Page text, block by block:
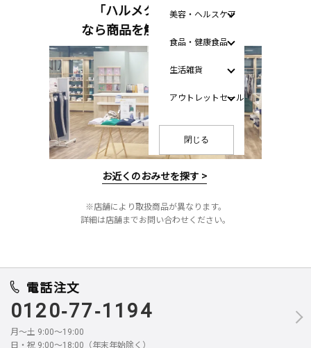
美容・ヘルスケア
食品・健康食品
生活雑貨
アウトレットセール
閉じる
「ハルメクのおみせ」
なら商品を触って選べます
お近くのおみせを探す >
※店舗により取扱商品が異なります。
詳細は店舗までお問い合わせください。
電話注文
0120-77-1194
月～土 9:00～19:00
日・祝 9:00～18:00（年末年始除く）